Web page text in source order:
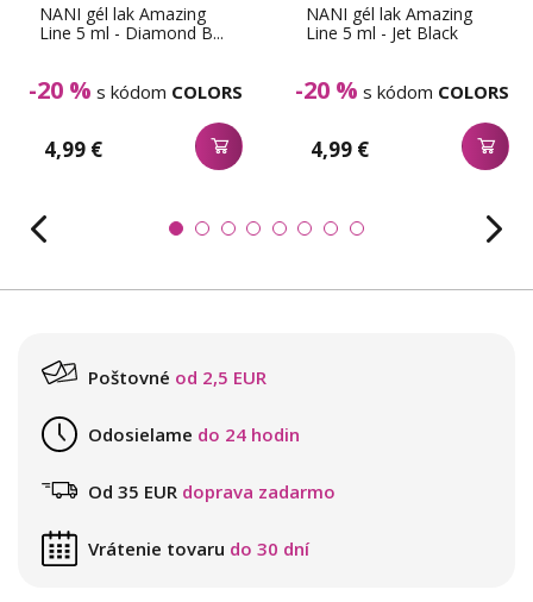
NANI gél lak Amazing
Line 5 ml - Diamond B...
-20 % s kódom COLORS
4,99 €
NANI gél lak Amazing
Line 5 ml - Jet Black
-20 % s kódom COLORS
4,99 €
Poštovné od 2,5 EUR
Odosielame do 24 hodin
Od 35 EUR doprava zadarmo
Vrátenie tovaru do 30 dní